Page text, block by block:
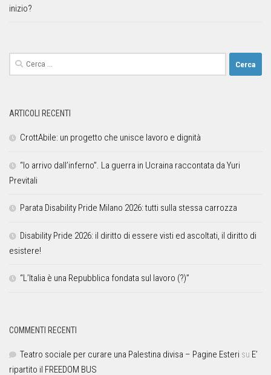
inizio?
ARTICOLI RECENTI
CrottAbile: un progetto che unisce lavoro e dignità
“Io arrivo dall’inferno”. La guerra in Ucraina raccontata da Yuri
Previtali
Parata Disability Pride Milano 2026: tutti sulla stessa carrozza
Disability Pride 2026: il diritto di essere visti ed ascoltati, il diritto di
esistere!
“L’Italia è una Repubblica fondata sul lavoro (?)”
COMMENTI RECENTI
Teatro sociale per curare una Palestina divisa – Pagine Esteri su E’
ripartito il FREEDOM BUS